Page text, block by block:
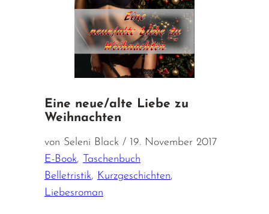
Eine neue/alte Liebe zu
Weihnachten
von Seleni Black / 19. November 2017
E-Book,
Taschenbuch
Belletristik, Kurzgeschichten,
Liebesroman